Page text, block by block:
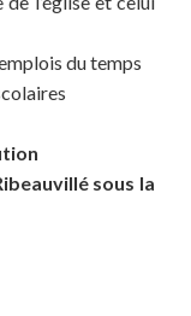
du temps
sous la